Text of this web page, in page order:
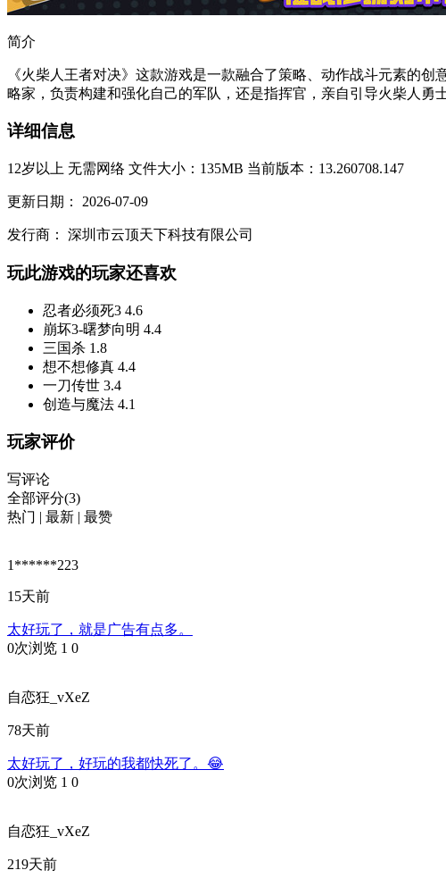
简介
《火柴人王者对决》这款游戏是一款融合了策略、动作战斗元素的
略家，负责构建和强化自己的军队，还是指挥官，亲自引导火柴人
详细信息
12岁以上 无需网络 文件大小：135MB 当前版本：13.260708.147
更新日期： 2026-07-09
发行商： 深圳市云顶天下科技有限公司
玩此游戏的玩家还喜欢
忍者必须死3 4.6
崩坏3-曙梦向明 4.4
三国杀 1.8
想不想修真 4.4
一刀传世 3.4
创造与魔法 4.1
玩家评价
写评论
全部评分(3)
热门 | 最新 | 最赞
1******223
15天前
太好玩了，就是广告有点多。
0次浏览 1 0
自恋狂_vXeZ
78天前
太好玩了，好玩的我都快死了。😂
0次浏览 1 0
自恋狂_vXeZ
219天前